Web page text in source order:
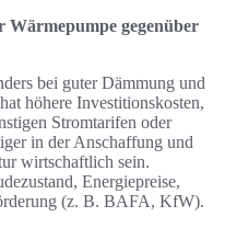
Wärmepumpe gegenüber
bei guter Dämmung und
höhere Investitionskosten,
Stromtarifen oder
in der Anschaffung und
wirtschaftlich sein.
Energiepreise,
(z. B. BAFA, KfW).